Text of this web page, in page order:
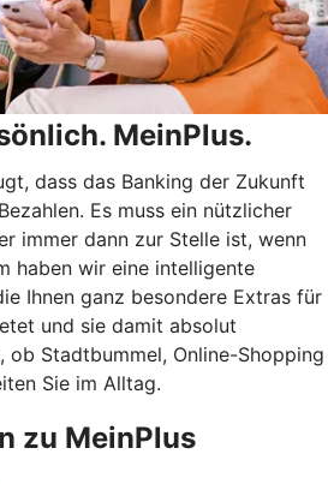
MeinPlus.
dass das Banking der Zukunft
Es muss ein nützlicher
immer dann zur Stelle ist, wenn
haben wir eine intelligente
Ihnen ganz besondere Extras für
und sie damit absolut
Stadtbummel, Online-Shopping
Sie im Alltag.
zu MeinPlus